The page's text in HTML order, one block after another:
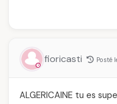
fioricasti Posté
ALGERICAINE tu es